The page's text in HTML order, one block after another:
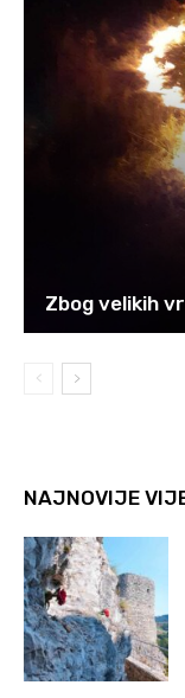
Zbog velikih
NAJNOVIJE